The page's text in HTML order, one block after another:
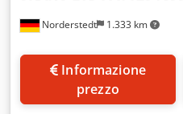
Norderstedt 1.333 km
prezzo